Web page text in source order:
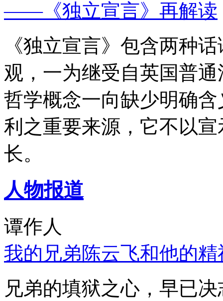
——《独立宣言》再解读
《独立宣言》包含两种
观，一为继受自英国普
哲学概念一向缺少明确
利之重要来源，它不以
长。
人物报道
谭作人
我的兄弟陈云飞和他的
兄弟的填狱之心，早已